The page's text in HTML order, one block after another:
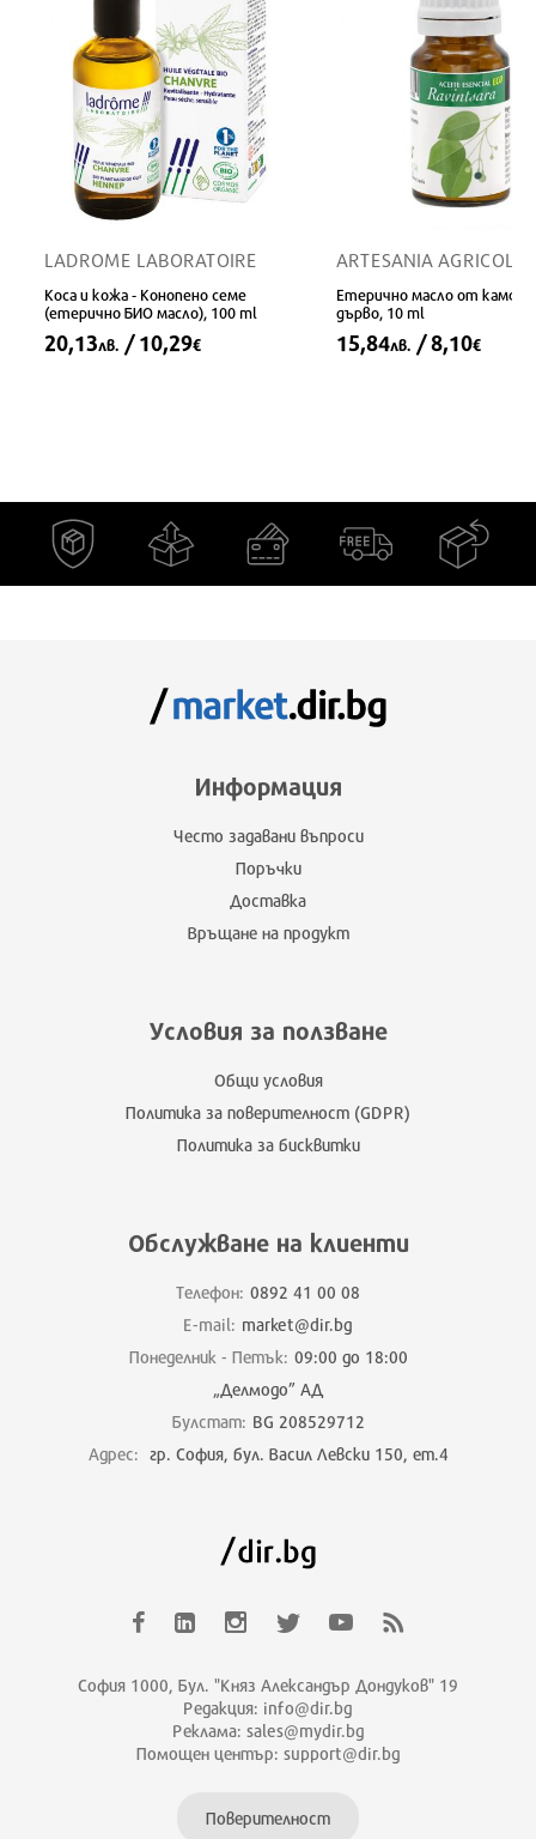
LADROME LABORATOIRE
Коса и кожа - Конопено семе
(етерично БИО масло), 100 ml
20,13лв. / 10,29€
ARTESANIA AGRICOLA
Етерично масло от
дърво, 10 ml
15,84лв. / 8,10€
Информация
Често задавани въпроси
Поръчки
Доставка
Връщане на продукт
Условия за ползване
Общи условия
Политика за поверителност (GDPR)
Политика за бисквитки
Обслужване на клиенти
Телефон: 0892 41 00 08
E-mail: market@dir.bg
Понеделник - Петък: 09:00 до 18:00
„Делмодо” АД
Булстат: BG 208529712
Адрес: гр. София, бул. Васил Левски 150, ет.4
София 1000, Бул. "Княз Александър Дондуков" 19
Редакция: info@dir.bg
Реклама: sales@mydir.bg
Помощен център: support@dir.bg
Поверителност